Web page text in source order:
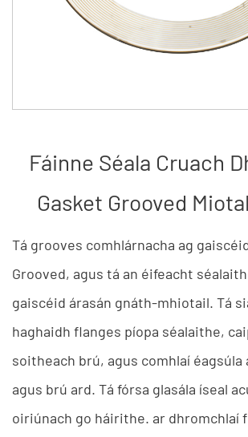
Fáinne Séala Cruach
Gasket Grooved
Tá grooves comhlárnacha ag
Grooved, agus tá an éifeacht
gaiscéid árasán gnáth-mhiotail. Tá
haghaidh flanges píopa séalaithe,
soitheach brú, agus comhlaí
agus brú ard. Tá fórsa glasála íseal
oiriúnach go háirithe. ar dhromchlaí